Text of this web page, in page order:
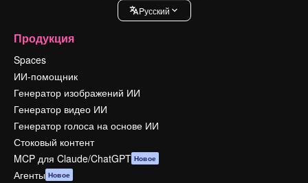
Pусский
Продукция
Spaces
ИИ-помощник
Генератор изображений ИИ
Генератор видео ИИ
Генератор голоса на основе ИИ
Стоковый контент
MCP для Claude/ChatGPT Новое
Агенты Новое